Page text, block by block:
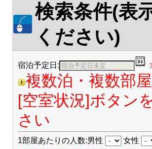
検索条件(表
ください)
宿泊予定日:
複数泊・複数部
[空室状況]ボタン
さい
1部屋あたりの人数:男性 女性